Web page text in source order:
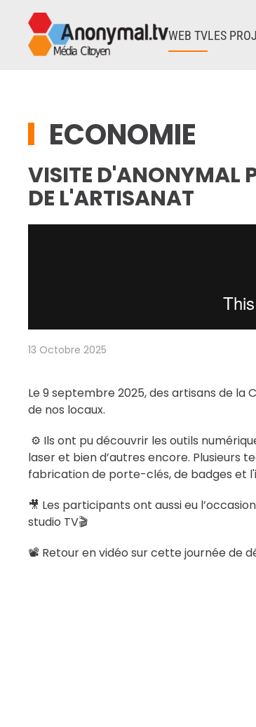
Accéder au contenu principal
WEB TVLES
ECONOMIE
VISITE D'ANONYMAL
DE L'ARTISANAT
13 Octobre 2025
Le 9 septembre 2025, des artisans de
de nos locaux.
⚙️ Ils ont pu découvrir les outils
laser et bien d’autres encore. Plusieurs
fabrication de porte-clés, de badges et
🎥 Les participants ont aussi eu
studio TV🎬
📽️ Retour en vidéo sur cette journée de